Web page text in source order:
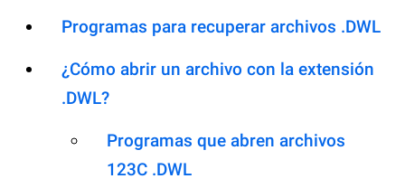
Programas para recuperar archivos .DWL
¿Cómo abrir un archivo con la extensión
.DWL?
Programas que abren archivos
123C .DWL